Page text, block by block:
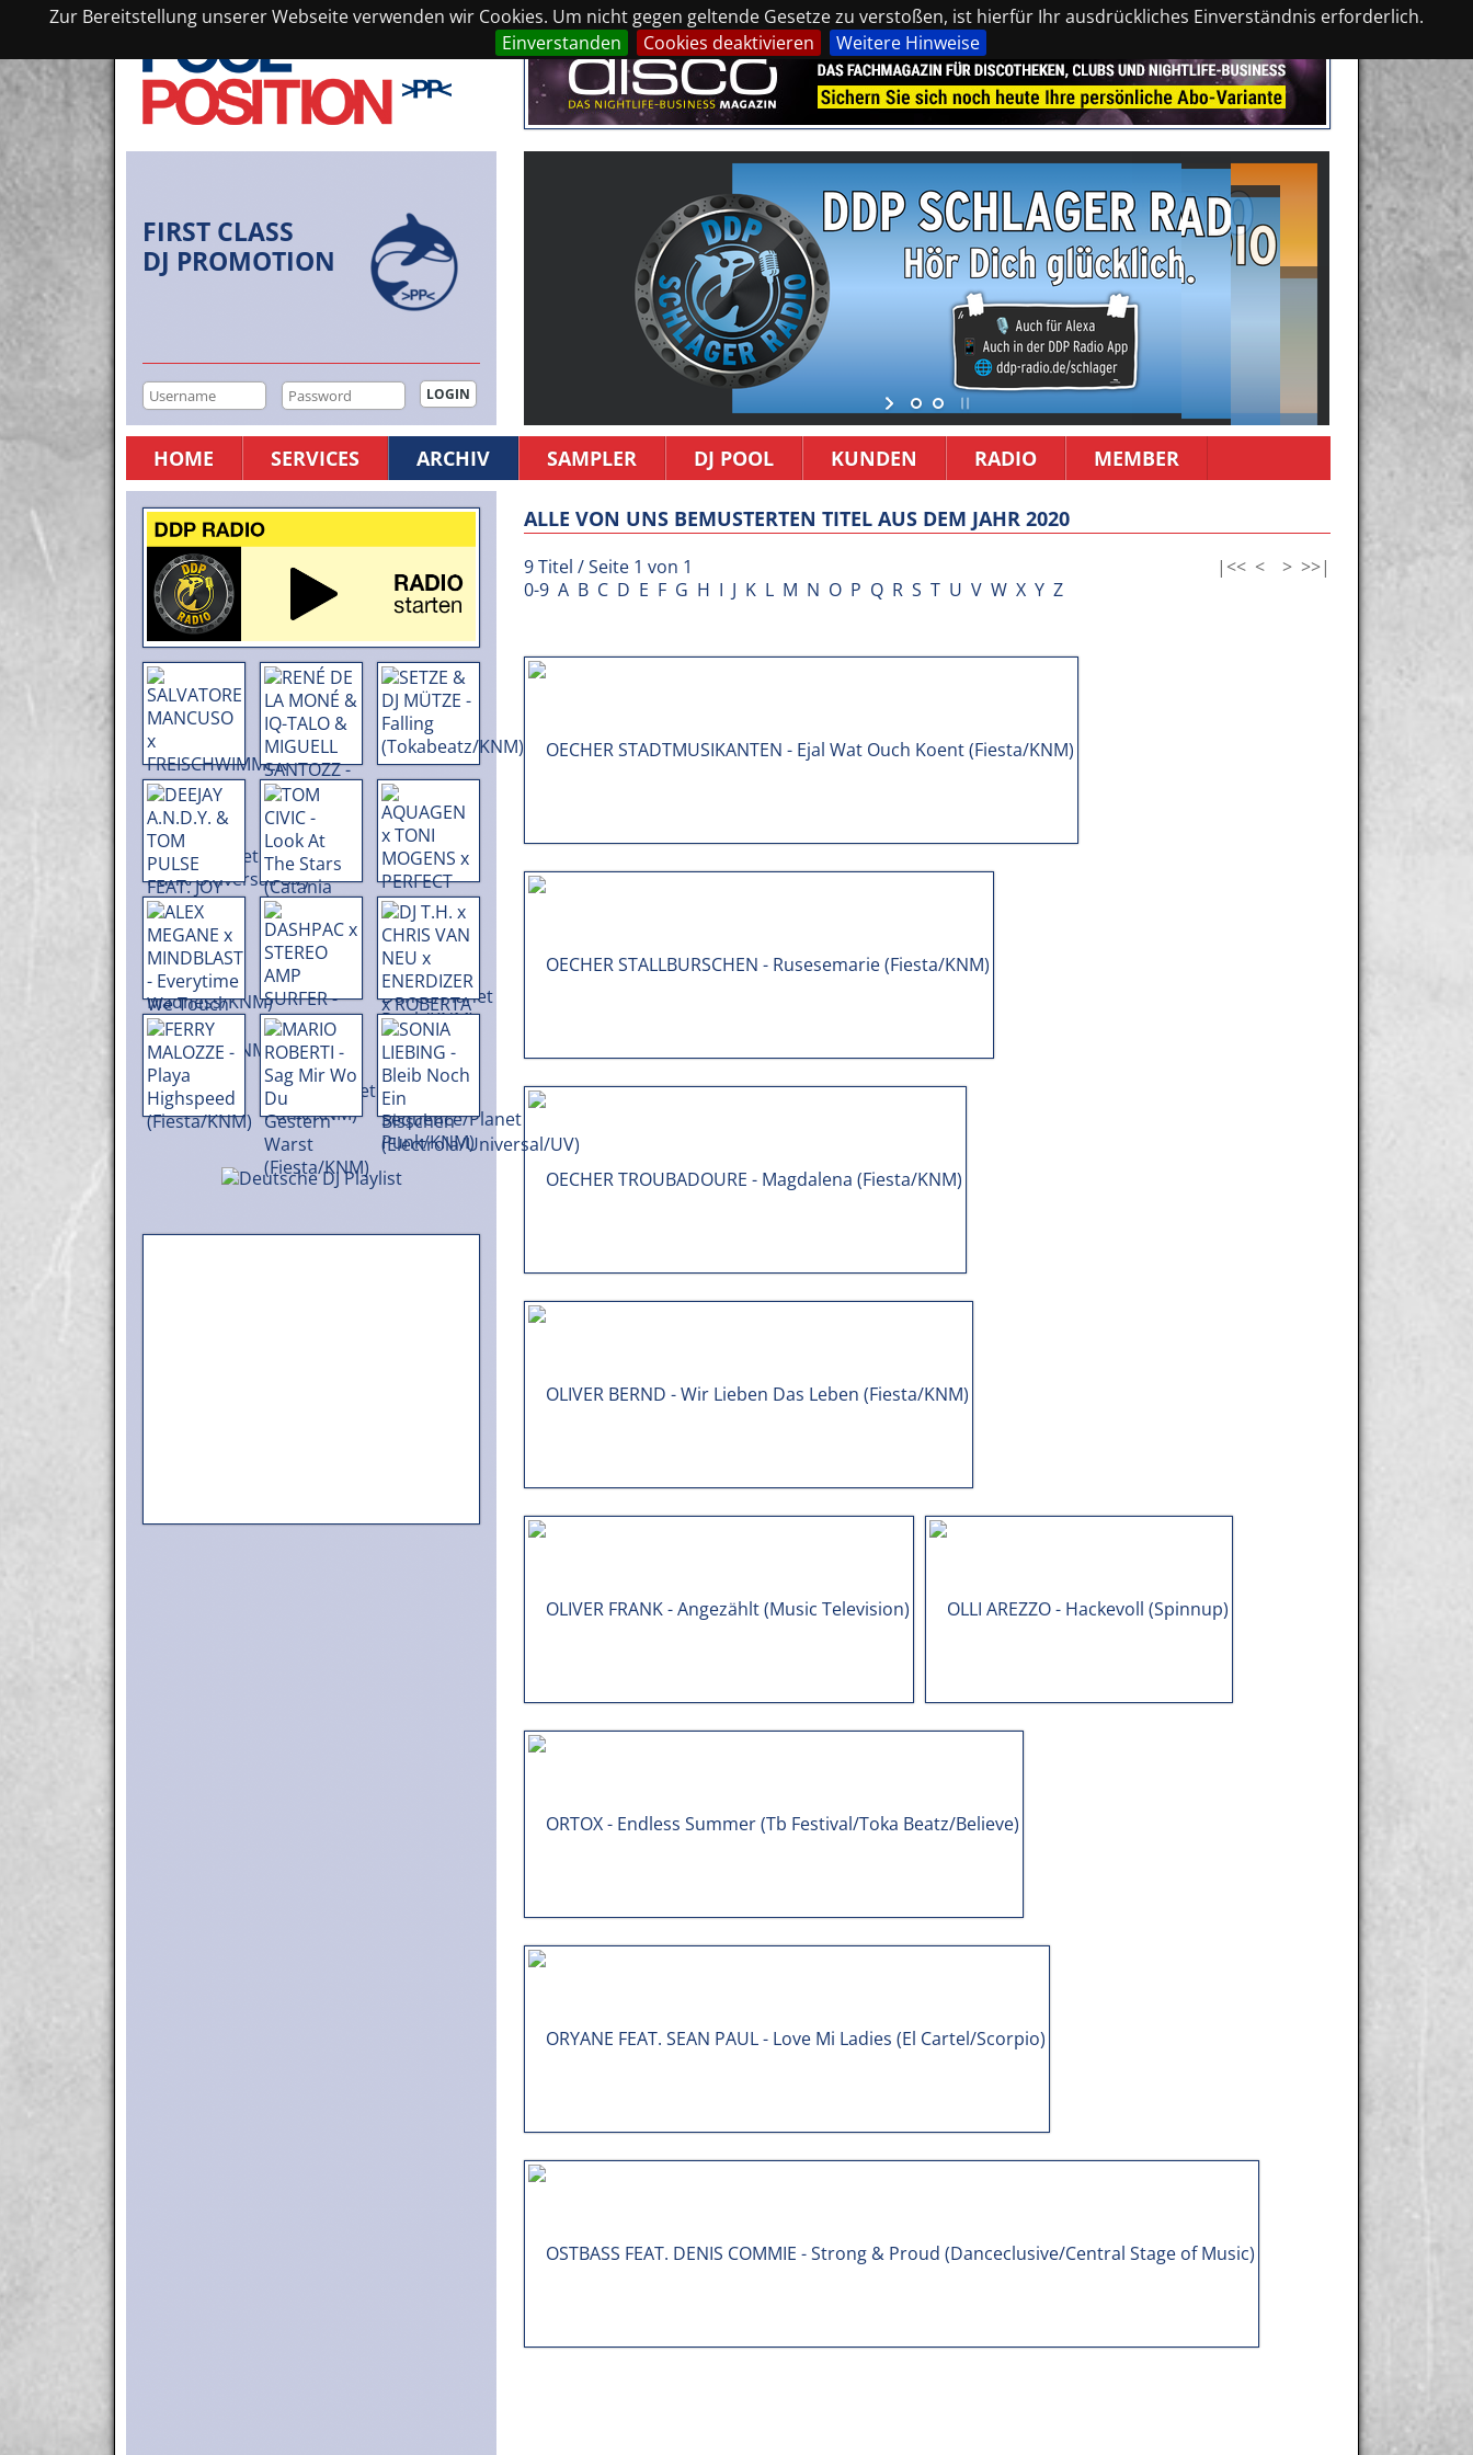
Zur Bereitstellung unserer Webseite verwenden wir Cookies. Um nicht gegen geltende Gesetze zu verstoßen, ist hierfür Ihr ausdrückliches Einverständnis erforderlich.
Einverstanden
Cookies deaktivieren Weitere Hinweise
FIRST CLASS
DJ PROMOTION
HOME SERVICES ARCHIV SAMPLER DJ POOL KUNDEN RADIO MEMBER
ALLE VON UNS BEMUSTERTEN TITEL AUS DEM JAHR 2020
9 Titel / Seite 1 von 1 |<< < > >>|
0-9 A B C D E F G H I J K L M N O P Q R S T U V W X Y Z